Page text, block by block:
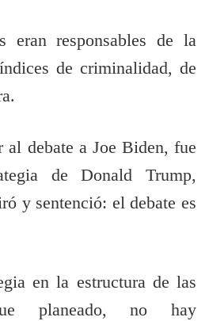
eran responsables de la
de criminalidad, de
al debate a Joe Biden, fue
de Donald Trump,
y sentenció: el debate es
en la estructura de las
planeado, no hay